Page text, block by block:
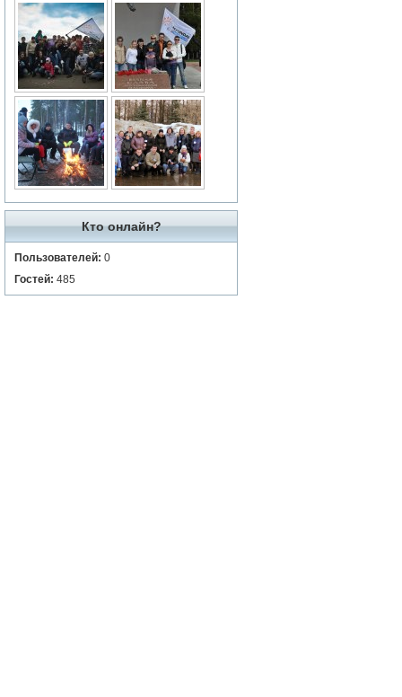
Кто онлайн?
Пользователей: 0
Гостей: 485